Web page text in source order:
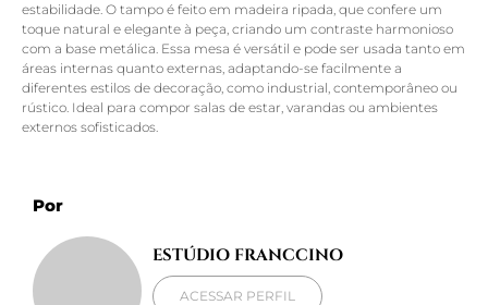
estabilidade. O tampo é feito em madeira ripada, que confere um
toque natural e elegante à peça, criando um contraste harmonioso
com a base metálica. Essa mesa é versátil e pode ser usada tanto em
áreas internas quanto externas, adaptando-se facilmente a
diferentes estilos de decoração, como industrial, contemporâneo ou
rústico. Ideal para compor salas de estar, varandas ou ambientes
externos sofisticados.
Por
ESTÚDIO FRANCCINO
ACESSAR PERFIL